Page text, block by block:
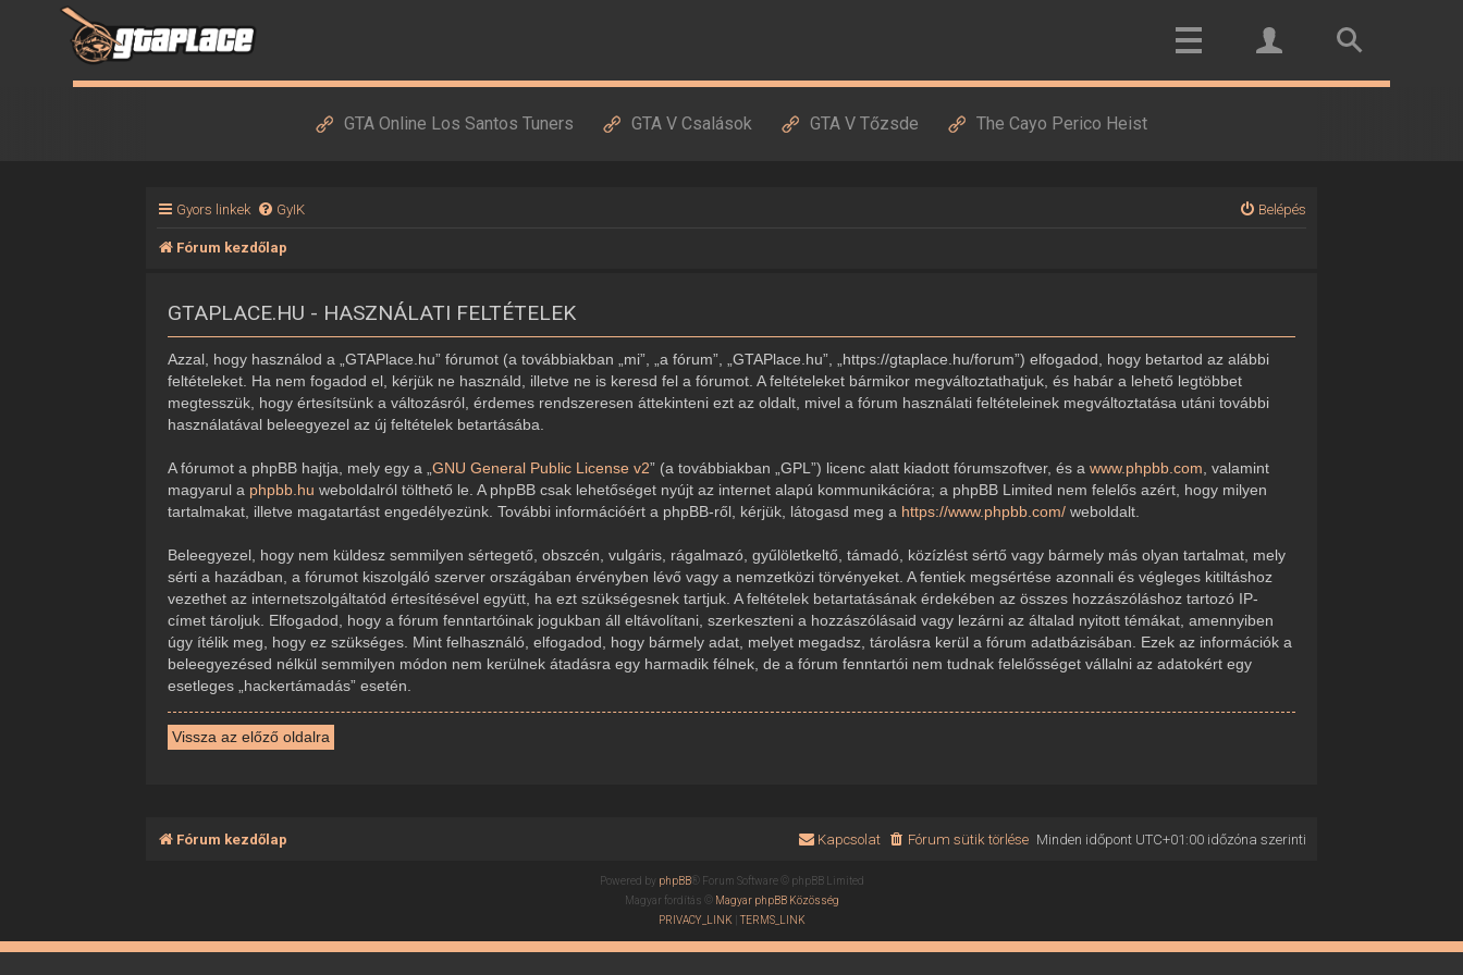
GTA Online Los Santos Tuners GTA V Csalások GTA V Tőzsde The Cayo Perico Heist
Gyors linkek GyIK Belépés
Fórum kezdőlap
GTAPLACE.HU - HASZNÁLATI FELTÉTELEK
Azzal, hogy használod a „GTAPlace.hu” fórumot (a továbbiakban „mi”, „a fórum”, „GTAPlace.hu”, „https://gtaplace.hu/forum”) elfogadod, hogy betartod az alábbi
feltételeket. Ha nem fogadod el, kérjük ne használd, illetve ne is keresd fel a fórumot. A feltételeket bármikor megváltoztathatjuk, és habár a lehető legtöbbet
megtesszük, hogy értesítsünk a változásról, érdemes rendszeresen áttekinteni ezt az oldalt, mivel a fórum használati feltételeinek megváltoztatása utáni további
használatával beleegyezel az új feltételek betartásába.
A fórumot a phpBB hajtja, mely egy a „GNU General Public License v2” (a továbbiakban „GPL”) licenc alatt kiadott fórumszoftver, és awww.phpbb.com , valamint
magyarul a phpbb.hu weboldalról tölthető le. A phpBB csak lehetőséget nyújt az internet alapú kommunikációra; a phpBB Limited nem felelős azért, hogy milyen
tartalmakat, illetve magatartást engedélyezünk. További információért a phpBB-ről, kérjük, látogasd meg a https://www.phpbb.com/ weboldalt.
Beleegyezel, hogy nem küldesz semmilyen sértegető, obszcén, vulgáris, rágalmazó, gyűlöletkeltő, támadó, közízlést sértő vagy bármely más olyan tartalmat, mely
sérti a hazádban, a fórumot kiszolgáló szerver országában érvényben lévő vagy a nemzetközi törvényeket. A fentiek megsértése azonnali és végleges kitiltáshoz
vezethet az internetszolgáltatód értesítésével együtt, ha ezt szükségesnek tartjuk. A feltételek betartatásának érdekében az összes hozzászóláshoz tartozó IP-
címet tároljuk. Elfogadod, hogy a fórum fenntartóinak jogukban áll eltávolítani, szerkeszteni a hozzászólásaid vagy lezárni az általad nyitott témákat, amennyiben
úgy ítélik meg, hogy ez szükséges. Mint felhasználó, elfogadod, hogy bármely adat, melyet megadsz, tárolásra kerül a fórum adatbázisában. Ezek az információk a
beleegyezésed nélkül semmilyen módon nem kerülnek átadásra egy harmadik félnek, de a fórum fenntartói nem tudnak felelősséget vállalni az adatokért egy
esetleges „hackertámadás” esetén.
Vissza az előző oldalra
Fórum kezdőlap Minden időpont UTC+01:00időzóna szerinti
Fórum sütik törlése
Kapcsolat
Powered by phpBB® Forum Software © phpBB Limited
Magyar fordítás © Magyar phpBB Közösség
PRIVACY_LINK |TERMS_LINK